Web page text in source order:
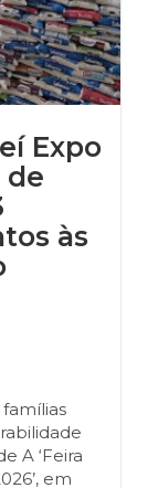
Expo
de
às
A ‘Feira
em